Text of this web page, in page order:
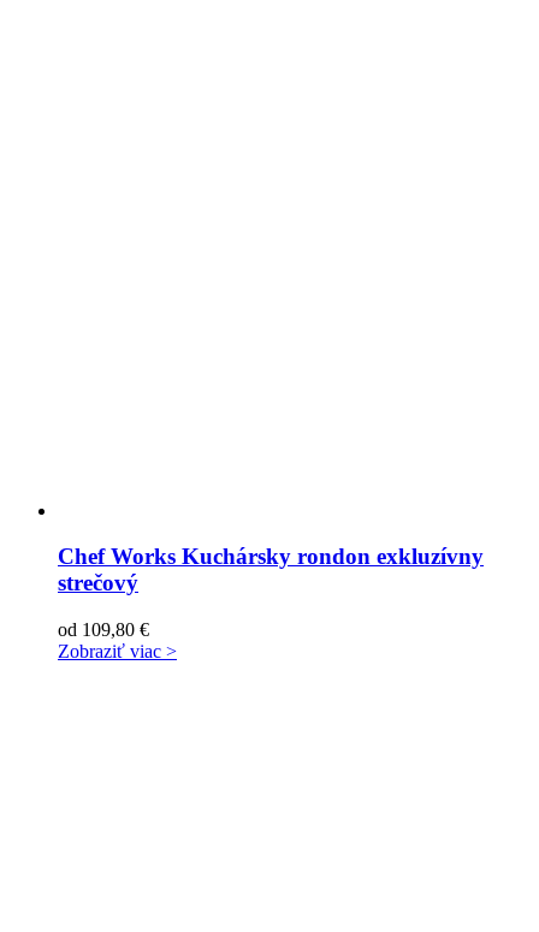
Chef Works Kuchársky rondon exkluzívny
strečový
od 109,80 €
Zobraziť viac >